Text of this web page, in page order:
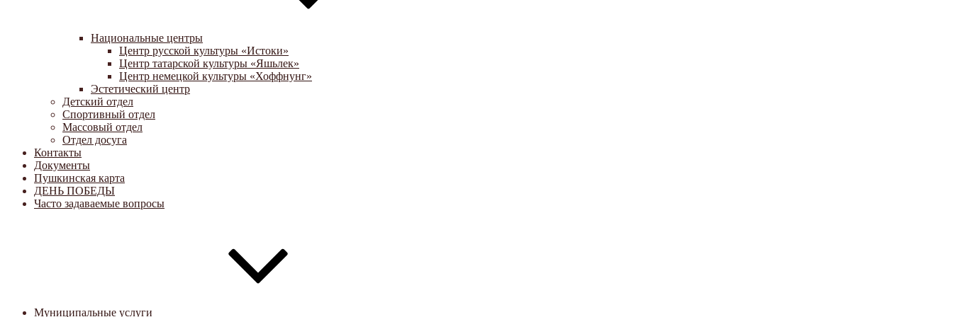
Национальные центры
Центр русской культуры «Истоки»
Центр татарской культуры «Яшьлек»
Центр немецкой культуры «Хоффнунг»
Эстетический центр
Детский отдел
Спортивный отдел
Массовый отдел
Отдел досуга
Контакты
Документы
Пушкинская карта
ДЕНЬ ПОБЕДЫ
Часто задаваемые вопросы
Муниципальные услуги